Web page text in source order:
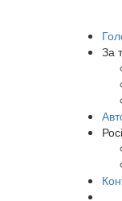
За